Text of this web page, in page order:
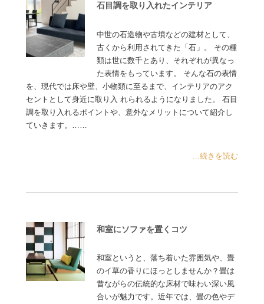
石目調を取り入れたインテリア
中世の石造物や古墳などの建材として、
古くから利用されてきた「石」。 その種
類は世に数千とあり、それぞれが異なっ
た表情をもっています。 そんな石の表情
を、現代では床や壁、小物類に至るまで、インテリアのアク
セントとして身近に取り入 れられるようになりました。 石目
調を取り入れるポイントや、意外なメリットについて紹介し
ていきます。……
...続きを読む
和室にソファを置くコツ
和室というと、落ち着いた雰囲気や、畳
のイ草の香りにほっとしませんか？畳は
昔ながらの伝統的な床材で味わい深い風
合いが魅力です。近年では、畳の色やデ